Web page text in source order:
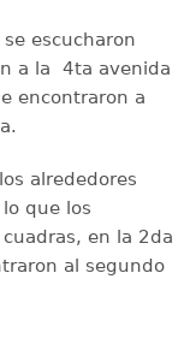
escucharon
a la 4ta avenida
encontraron a
alrededores
que los
en la 2da
al segundo